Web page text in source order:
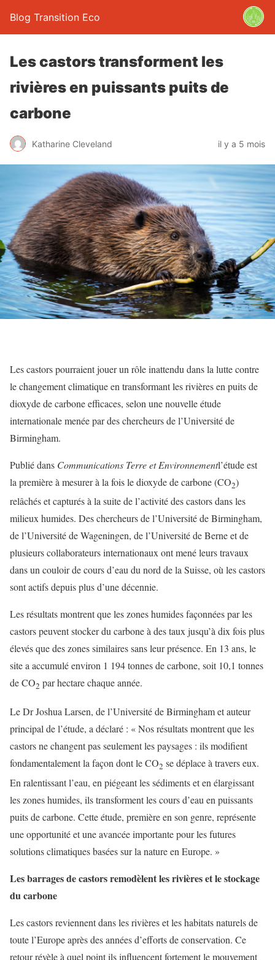
Blog Transition Eco
Les castors transforment les
rivières en puissants puits de
carbone
Katharine Cleveland il y a 5 mois
Les castors pourraient jouer un rôle inattendu dans la lutte contre
le changement climatique en transformant les rivières en puits de
dioxyde de carbone efficaces, selon une nouvelle étude
internationale menée par des chercheurs de l’Université de
Birmingham.
Publié dans Communications Terre et Environnementl’étude est
la première à mesurer à la fois le dioxyde de carbone (CO2)
relâchés et capturés à la suite de l’activité des castors dans les
milieux humides. Des chercheurs de l’Université de Birmingham,
de l’Université de Wageningen, de l’Université de Berne et de
plusieurs collaborateurs internationaux ont mené leurs travaux
dans un couloir de cours d’eau du nord de la Suisse, où les castors
sont actifs depuis plus d’une décennie.
Les résultats montrent que les zones humides façonnées par les
castors peuvent stocker du carbone à des taux jusqu’à dix fois plus
élevés que des zones similaires sans leur présence. En 13 ans, le
site a accumulé environ 1 194 tonnes de carbone, soit 10,1 tonnes
de CO2 par hectare chaque année.
Le Dr Joshua Larsen, de l’Université de Birmingham et auteur
principal de l’étude, a déclaré : « Nos résultats montrent que les
castors ne changent pas seulement les paysages : ils modifient
fondamentalement la façon dont le CO2 se déplace à travers eux.
En ralentissant l’eau, en piégeant les sédiments et en élargissant
les zones humides, ils transforment les cours d’eau en puissants
puits de carbone. Cette étude, première en son genre, représente
une opportunité et une avancée importante pour les futures
solutions climatiques basées sur la nature en Europe. »
Les barrages de castors remodèlent les rivières et le stockage
du carbone
Les castors reviennent dans les rivières et les habitats naturels de
toute l’Europe après des années d’efforts de conservation. Ce
retour révèle à quel point ils influencent fortement le mouvement